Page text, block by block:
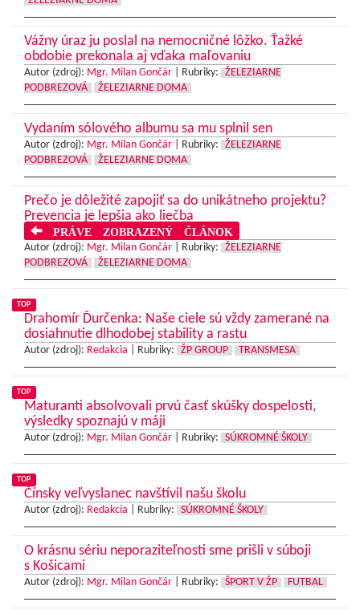
Vážny úraz ju poslal na nemocničné lôžko. Ťažké
obdobie prekonala aj vďaka maľovaniu
Autor (zdroj): Mgr. Milan Gončár Rubriky:
ŽELEZIARNE
PODBREZOVÁ
ŽELEZIARNE DOMA
Vydaním sólového albumu sa mu splnil sen
Autor (zdroj): Mgr. Milan Gončár Rubriky:
ŽELEZIARNE
PODBREZOVÁ
ŽELEZIARNE DOMA
Prečo je dôležité zapojiť sa do unikátneho projektu?
Prevencia je lepšia ako liečba
PRÁVE ZOBRAZENÝ ČLÁNOK
Autor (zdroj): Mgr. Milan Gončár Rubriky:
ŽELEZIARNE
PODBREZOVÁ
ŽELEZIARNE DOMA
TOP
Drahomír Ďurčenka: Naše ciele sú vždy zamerané na
dosiahnutie dlhodobej stability a rastu
Autor (zdroj): Redakcia Rubriky: ŽP GROUP TRANSMESA
TOP
Maturanti absolvovali prvú časť skúšky dospelosti,
výsledky spoznajú v máji
Autor (zdroj): Mgr. Milan Gončár Rubriky: SÚKROMNÉ ŠKOLY
TOP
Čínsky veľvyslanec navštívil našu školu
Autor (zdroj): Redakcia Rubriky: SÚKROMNÉ ŠKOLY
O krásnu sériu neporaziteľnosti sme prišli v súboji
s Košicami
Autor (zdroj): Mgr. Milan Gončár Rubriky: ŠPORT V ŽP FUTBAL